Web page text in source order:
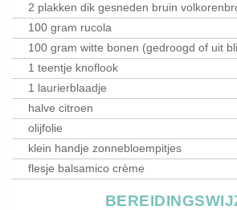
2 plakken dik gesneden bruin
100 gram rucola
100 gram witte bonen (gedroogd of uit
1 teentje knoflook
1 laurierblaadje
halve citroen
olijfolie
klein handje zonnebloempitjes
flesje balsamico crème